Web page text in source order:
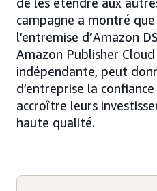
campagne a montré
l’entremise d’Amazon
Amazon Publisher
indépendante, peut
d’entreprise la
accroître leurs
haute qualité.